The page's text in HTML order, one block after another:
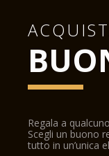
Regala a
Scegli un buono
tutto in un’unica